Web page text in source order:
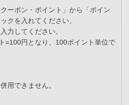
ーポン・ポイント」から「ポイン
クを入れてください。
力してください。
=100円となり、100ポイント単位で
用できません。